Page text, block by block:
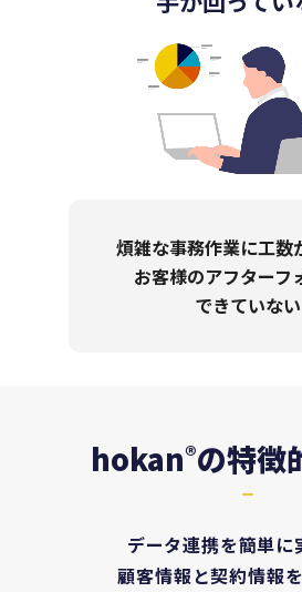
煩雑な事務作業に工数
お客様のアフターフ
できていない
hokan®の特徴
データ連携を簡単に
顧客情報と契約情報